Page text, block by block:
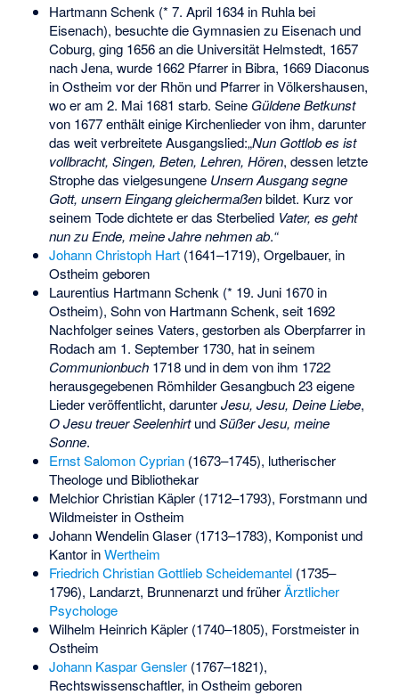
Hartmann Schenk (* 7. April 1634 in Ruhla bei
Eisenach), besuchte die Gymnasien zu Eisenach und
Coburg, ging 1656 an die Universität Helmstedt, 1657
nach Jena, wurde 1662 Pfarrer in Bibra, 1669 Diaconus
in Ostheim vor der Rhön und Pfarrer in Völkershausen,
wo er am 2. Mai 1681 starb. Seine Güldene Betkunst
von 1677 enthält einige Kirchenlieder von ihm, darunter
das weit verbreitete Ausgangslied:„Nun Gottlob es ist
vollbracht, Singen, Beten, Lehren, Hören, dessen letzte
Strophe das vielgesungene Unsern Ausgang segne
Gott, unsern Eingang gleichermaßenbildet. Kurz vor
seinem Tode dichtete er das Sterbelied Vater, es geht
nun zu Ende, meine Jahre nehmen ab.“
Johann Christoph Hart(1641–1719), Orgelbauer, in
Ostheim geboren
Laurentius Hartmann Schenk (* 19. Juni 1670 in
Ostheim), Sohn von Hartmann Schenk, seit 1692
Nachfolger seines Vaters, gestorben als Oberpfarrer in
Rodach am 1. September 1730, hat in seinem
Communionbuch1718 und in dem von ihm 1722
herausgegebenen Römhilder Gesangbuch 23 eigene
Lieder veröffentlicht, darunterJesu, Jesu, Deine Liebe,
O Jesu treuer SeelenhirtundSüßer Jesu, meine
Sonne.
Ernst Salomon Cyprian(1673–1745), lutherischer
Theologe und Bibliothekar
Melchior Christian Käpler(1712–1793), Forstmann und
Wildmeister in Ostheim
Johann Wendelin Glaser(1713–1783), Komponist und
Kantor inWertheim
Friedrich Christian Gottlieb Scheidemantel(1735–
1796), Landarzt, Brunnenarzt und früherÄrztlicher
Psychologe
Wilhelm Heinrich Käpler(1740–1805), Forstmeister in
Ostheim
Johann Kaspar Gensler(1767–1821),
Rechtswissenschaftler, in Ostheim geboren